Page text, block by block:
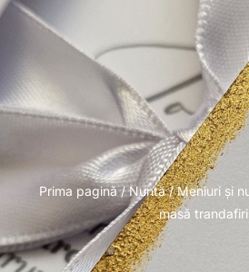
Prima pagină/Nuntă/Meniuri și
masă trandafiri